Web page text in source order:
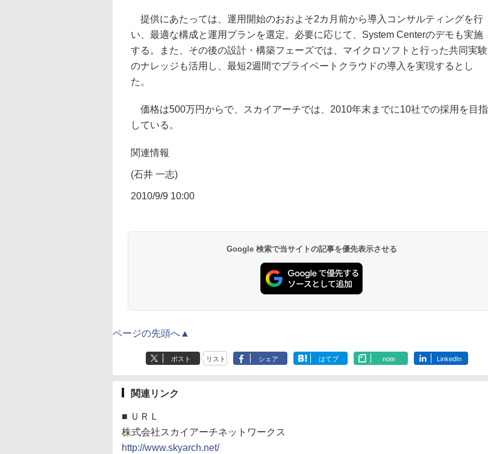
提供にあたっては、運用開始のおおよそ2カ月前から導入コンサルティングを行
い、最適な構成と運用プランを選定。必要に応じて、System Centerのデモも実施
する。また、その後の設計・構築フェーズでは、マイクロソフトと行った共同実験
のナレッジも活用し、最短2週間でプライベートクラウドの導入を実現するとし
た。
価格は500万円からで、スカイアーチでは、2010年末までに10社での採用を目指
している。
関連情報
(石井 一志)
2010/9/9 10:00
Google 検索で当サイトの記事を優先表示させる
ページの先頭へ▲
ポスト リスト シェア はてブ note LinkedIn
関連リンク
■ ＵＲＬ
株式会社スカイアーチネットワークス
http://www.skyarch.net/